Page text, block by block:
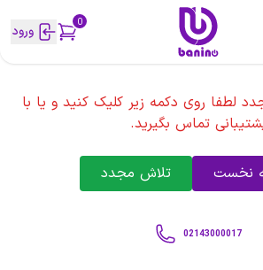
0 ورود
لطفا روی دکمه زیر کلیک کنید و یا با
تماس بگیرید.
نخست تلاش مجدد
02143000017